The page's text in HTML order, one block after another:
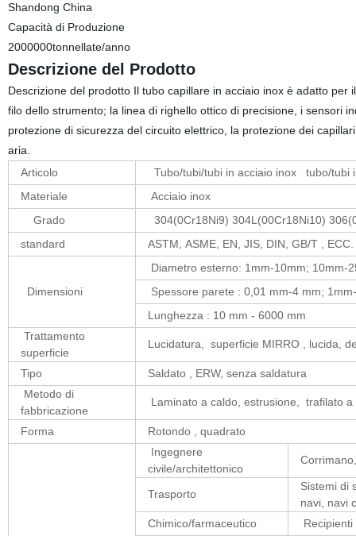
Shandong China
Capacità di Produzione
2000000tonnellate/anno
Descrizione del Prodotto
Descrizione del prodotto Il tubo capillare in acciaio inox è adatto
filo dello strumento; la linea di righello ottico di precisione, i sensori
protezione di sicurezza del circuito elettrico, la protezione dei
aria.
Articolo
Tubo/tubi/tubi in acciaio inox tubo/tubi
Materiale
Acciaio inox
Grado
304(0Cr18Ni9) 304L(00Cr18Ni10)
standard
ASTM, ASME, EN, JIS, DIN, GB/T , ECC.
Dimensioni
Diametro esterno: 1mm-10mm; 10mm-
Spessore parete : 0,01 mm-4 mm;
Lunghezza : 10 mm - 6000 mm
Trattamento
superficie
Lucidatura, superficie MIRRO , lucida,
Tipo
Saldato , ERW, senza saldatura
Metodo di
fabbricazione
Laminato a caldo, estrusione, trafilato
Forma Rotondo , quadrato
Ingegnere
civile/architettonico
Trasporto
Sistemi di
navi, navi
Chimico/farmaceutico